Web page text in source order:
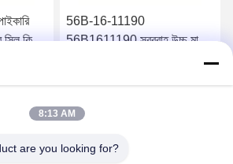
মানের
285-4106 2854106 খননকারীর
খুচরা যন্ত্রাংশ D155AX-5
8:13 AM
are you looking for?